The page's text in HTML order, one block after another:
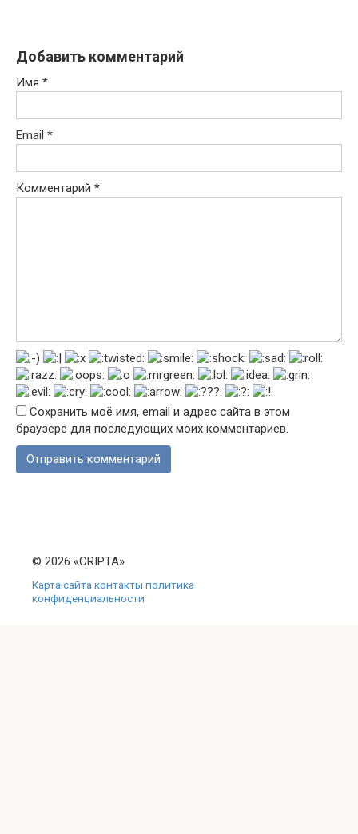
Добавить комментарий
Имя *
Email *
Комментарий *
Сохранить моё имя, email и адрес сайта в этом
браузере для последующих моих комментариев.
© 2026 «CRIPTA»
Карта сайтаконтакты политика
конфиденциальности